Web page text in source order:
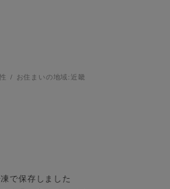
お住まいの地域: 近畿
で保存しました